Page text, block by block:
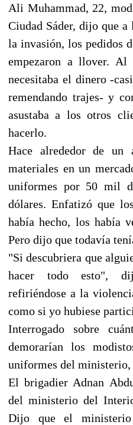
Ali Muhammad, 22,
Ciudad Sáder, dijo que a
la invasión, los pedidos
empezaron a llover. Al
necesitaba el dinero -
remendando trajes- y
asustaba a los otros
hacerlo.
Hace alrededor de un
materiales en un
uniformes por 50 mil
dólares. Enfatizó que
había hecho, los había
Pero dijo que todavía
"Si descubriera que
hacer todo esto",
refiriéndose a la
como si yo hubiese
Interrogado sobre
demorarían los
uniformes del
El brigadier Adnan
del ministerio del
Dijo que el